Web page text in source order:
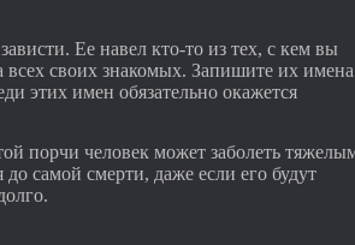
Ее навел кто‑то из тех, с кем вы
всех своих знакомых. Запишите их имена
этих имен обязательно окажется
порчи человек может заболеть
самой смерти, даже если его будут